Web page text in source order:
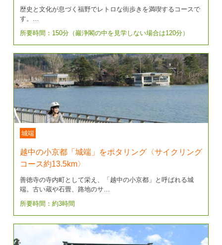
歴史と文化が息づく福野でレトロな街歩きを満喫するコースで
す。…
所要時間：150分（巖浄閣の中を見学しない場合は120分）
城端
越中の小京都「城端」をポタリング〈サイクリング
コース約13.5km〉
善徳寺の寺内町として栄え、「越中の小京都」と呼ばれる城
端。古い蔵や石畳、路地のサ…
所要時間：約3時間